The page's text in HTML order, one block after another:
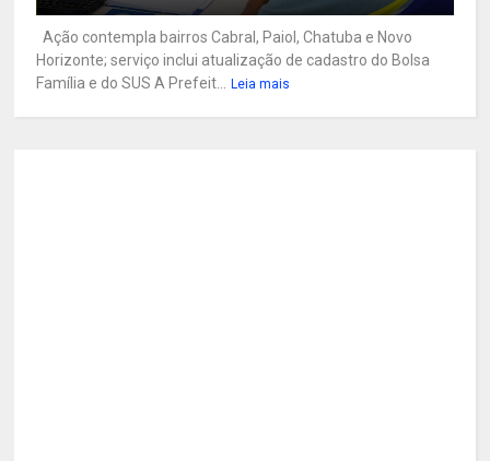
Ação contempla bairros Cabral, Paiol, Chatuba e Novo
Horizonte; serviço inclui atualização de cadastro do Bolsa
Família e do SUS A Prefeit...
Leia mais